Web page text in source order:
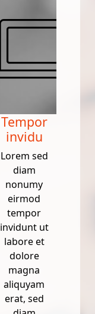
Tempor
invidu
Lorem sed
diam
nonumy
eirmod
tempor
invidunt ut
labore et
dolore
magna
aliquyam
erat, sed